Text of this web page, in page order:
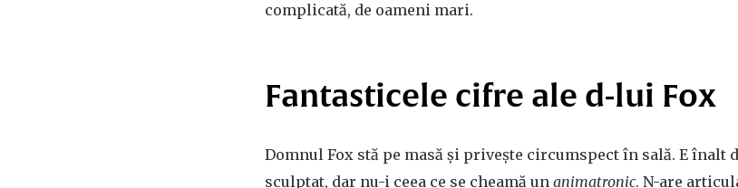
complicată, de oameni mari.
Fantasticele cifre ale d-lui Fox
Domnul Fox stă pe masă și privește circumspect în sală. E înalt
sculptat, dar nu-i ceea ce se cheamă un animatronic. N-are